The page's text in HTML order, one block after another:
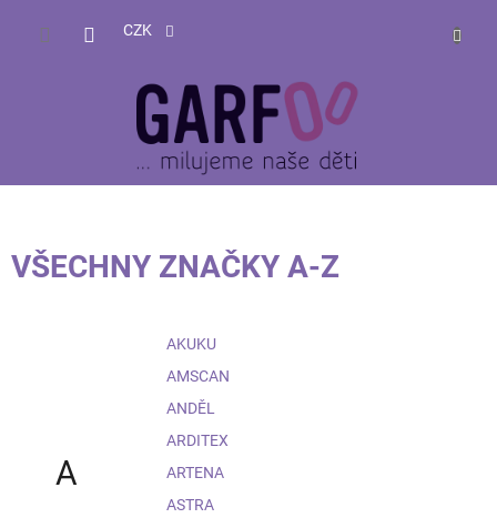
CZK
VŠECHNY ZNAČKY A-Z
A
AKUKU
AMSCAN
ANDĚL
ARDITEX
ARTENA
ASTRA